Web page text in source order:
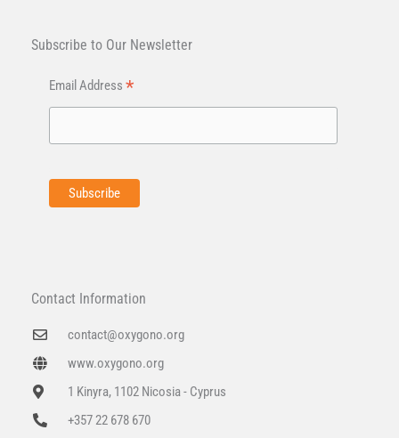
Subscribe to Our Newsletter
Email Address *
Contact Information
contact@oxygono.org
www.oxygono.org
1 Kinyra, 1102 Nicosia - Cyprus
+357 22 678 670